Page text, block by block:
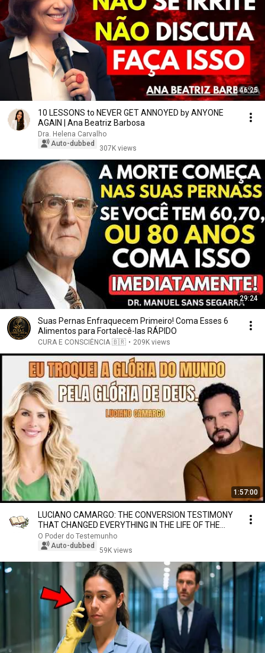
46:25
10 LESSONS to NEVER GET ANNOYED by ANYONE
AGAIN | Ana Beatriz Barbosa
Dra. Helena Carvalho
Auto-dubbed
307K views
29:24
Suas Pernas Enfraquecem Primeiro! Coma Esses 6
Alimentos para Fortalecê-las RÁPIDO
CURA E CONSCIÊNCIA 🇧🇷 • 209K views
1:57:00
LUCIANO CAMARGO: THE CONVERSION TESTIMONY
THAT CHANGED EVERYTHING IN THE LIFE OF THE
SERTANEJO ICON
O Poder do Testemunho
Auto-dubbed
59K views